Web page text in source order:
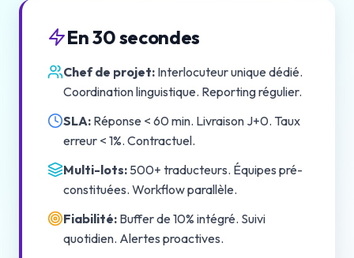
En 30 secondes
Chef de projet: Interlocuteur unique dédié.
Coordination linguistique. Reporting régulier.
SLA: Réponse < 60 min. Livraison J+0. Taux
erreur < 1%. Contractuel.
Multi-lots: 500+ traducteurs. Équipes pré-
constituées. Workflow parallèle.
Fiabilité: Buffer de 10% intégré. Suivi
quotidien. Alertes proactives.